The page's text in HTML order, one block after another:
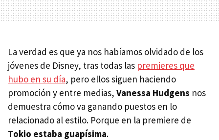
La verdad es que ya nos habíamos olvidado de los
jóvenes de Disney, tras todas las premieres que
hubo en su día, pero ellos siguen haciendo
promoción y entre medias, Vanessa Hudgens nos
demuestra cómo va ganando puestos en lo
relacionado al estilo. Porque en la premiere de
Tokio estaba guapísima.